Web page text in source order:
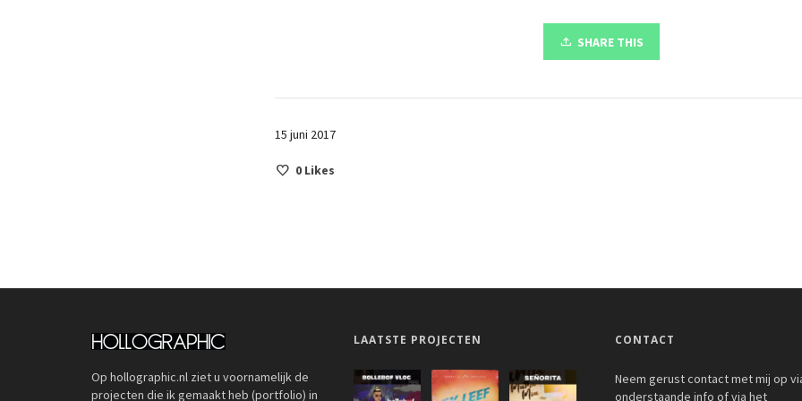
SHARE THIS
15 juni 2017
0 Likes
Op hollographic.nl ziet u voornamelijk de
projecten die ik gemaakt heb (portfolio) in
LAATSTE PROJECTEN CONTACT
Neem gerust contact met mij op
onderstaande info of via het